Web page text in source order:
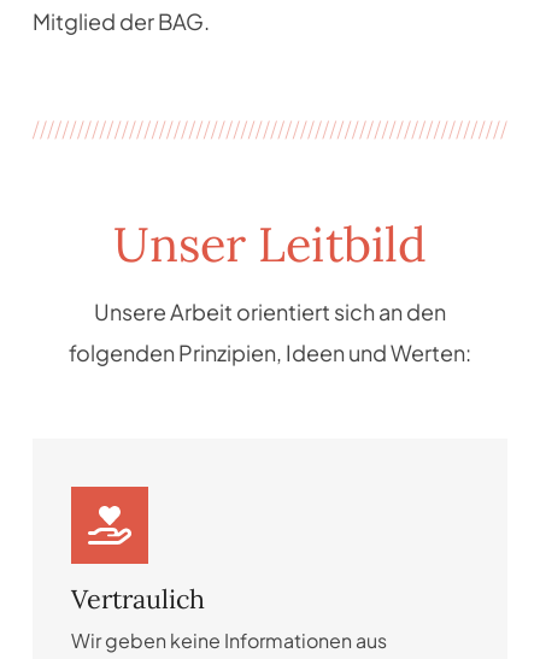
Mitglied der BAG.
Unser Leitbild
Unsere Arbeit orientiert sich an den
folgenden Prinzipien, Ideen und Werten:
Vertraulich
Wir geben keine Informationen aus